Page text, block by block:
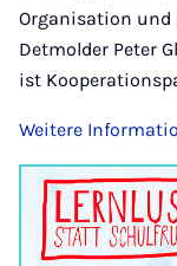
Organisation und
Detmolder Peter
ist
Weitere